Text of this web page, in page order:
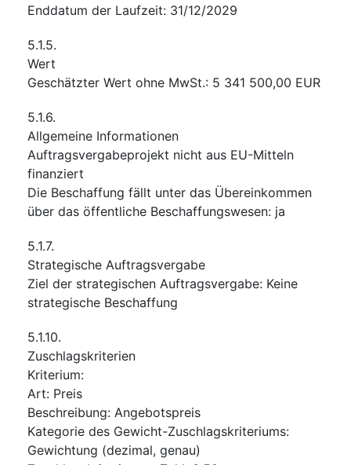
Enddatum der Laufzeit: 31/12/2029
5.1.5.
Wert
Geschätzter Wert ohne MwSt.: 5 341 500,00 EUR
5.1.6.
Allgemeine Informationen
Auftragsvergabeprojekt nicht aus EU-Mitteln
finanziert
Die Beschaffung fällt unter das Übereinkommen
über das öffentliche Beschaffungswesen: ja
5.1.7.
Strategische Auftragsvergabe
Ziel der strategischen Auftragsvergabe: Keine
strategische Beschaffung
5.1.10.
Zuschlagskriterien
Kriterium:
Art: Preis
Beschreibung: Angebotspreis
Kategorie des Gewicht-Zuschlagskriteriums:
Gewichtung (dezimal, genau)